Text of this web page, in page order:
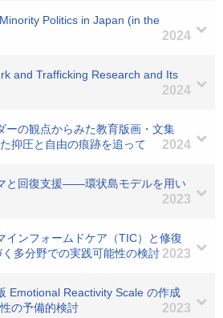
Politics in Japan (in the
2024
and Trafficking Research and Its
2024
ーの観点からみた教育版画・文集
抑圧と自由の痕跡を追って
2024
と回復支援――環状島モデルを用い
2023
インフォームドケア（TIC）と修復
多分野での実践可能性の検討 2023
Emotional Reactivity Scale の作成
の予備的検討
2023